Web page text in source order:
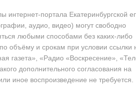
интернет-портала Екатеринбургской
аудио, видео) могут свободно
любыми способами без каких-либо
объёму и срокам при условии ссылки
газета», «Радио «Воскресение»,
дополнительного согласования на
иное воспроизведение не требуется.